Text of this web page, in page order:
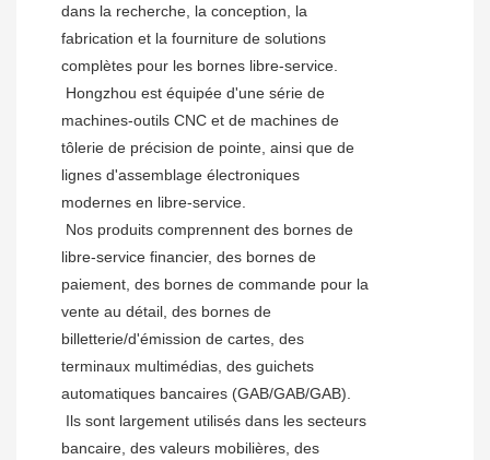
dans la recherche, la conception, la
fabrication et la fourniture de solutions
complètes pour les bornes libre-service.
machines-outils CNC et de machines de
tôlerie de précision de pointe, ainsi que de
lignes d'assemblage électroniques
modernes en libre-service.
libre-service financier, des bornes de
paiement, des bornes de commande pour la
vente au détail, des bornes de
billetterie/d'émission de cartes, des
terminaux multimédias, des guichets
automatiques bancaires (GAB/GAB/GAB).
bancaire, des valeurs mobilières, des